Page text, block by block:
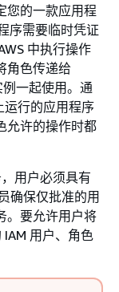
您的一款应用程
序需要临时凭证
中执行操作
角色传递给
一起使用。通
运行的应用程序
允许的操作时都
用户必须具有
确保仅批准的用
。要允许用户将
IAM 用户、角色